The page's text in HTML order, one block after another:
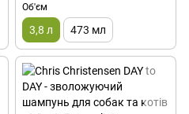
Об'єм
3,8 л 473 мл